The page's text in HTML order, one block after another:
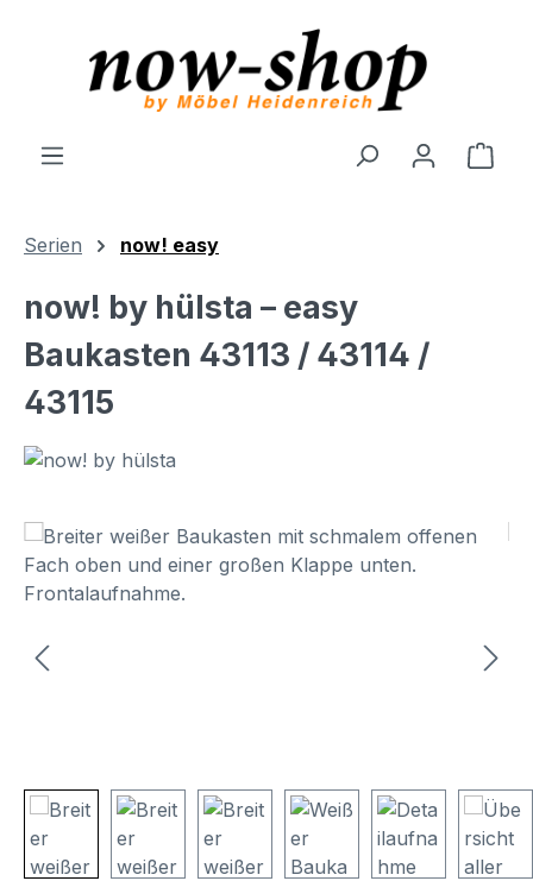
Serien now! easy
now! by hülsta – easy
Baukasten 43113 / 43114 /
43115
Bildergalerie überspringen